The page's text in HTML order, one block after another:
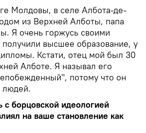
Молдовы, в селе Албота-де-
из Верхней Алботы, папа
Я очень горжусь своими
высшее образование, у
Кстати, отец мой был 30
Алботе. Я называл его
потому что он
людей.
с борцовской идеологией
на ваше становление как